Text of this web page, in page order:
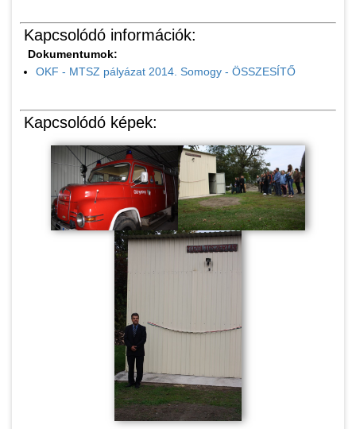
Kapcsolódó információk:
Dokumentumok:
OKF - MTSZ pályázat 2014. Somogy - ÖSSZESÍTŐ
Kapcsolódó képek: